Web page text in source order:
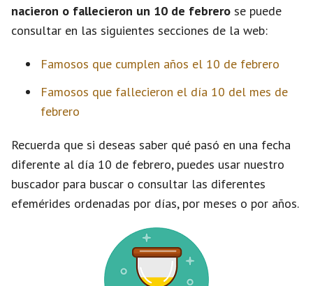
nacieron o fallecieron un 10 de febrero se puede
consultar en las siguientes secciones de la web:
Famosos que cumplen años el 10 de febrero
Famosos que fallecieron el día 10 del mes de
febrero
Recuerda que si deseas saber qué pasó en una fecha
diferente al día 10 de febrero, puedes usar nuestro
buscador para buscar o consultar las diferentes
efemérides ordenadas por días, por meses o por años.